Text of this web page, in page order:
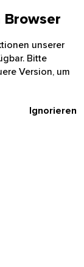
unserer
Bitte
Version, um
Ignorieren